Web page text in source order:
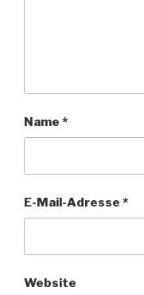
Name *
E-Mail-Adresse *
Website